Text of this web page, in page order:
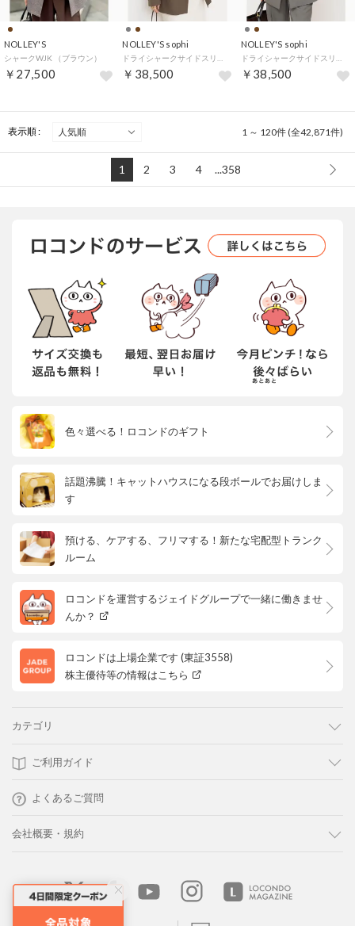
NOLLEY'S
シャークWJK （ブラウン）
￥27,500
NOLLEY'S sophi
￥38,500
NOLLEY'S sophi
￥38,500
表示順 : 1 ～ 120件 (全42,871件)
1 2 3 4 ...358
色々選べる！ロコンドのギフト
話題沸騰！キャットハウスになる段ボールでお届けしま
す
預ける、ケアする、フリマする！新たな宅配型トランク
ルーム
ロコンドを運営するジェイドグループで一緒に働きませ
んか？
ロコンドは上場企業です (東証3558)
株主優待等の情報はこちら
カテゴリ
ご利用ガイド
よくあるご質問
会社概要・規約